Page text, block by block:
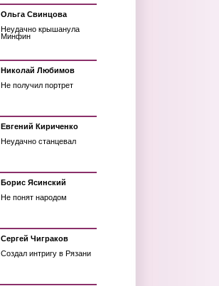
Ольга Свинцова
Неудачно крышанула
Минфин
Николай Любимов
Не получил портрет
Евгений Кириченко
Неудачно станцевал
Борис Ясинский
Не понят народом
Сергей Чиграков
Создал интригу в Рязани